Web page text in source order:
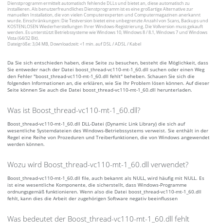
Dienstprogramm ermittelt automatisch fehlende DLLs und bietet an, diese automatisch zu
installieren. Als benutzerfreundliches Dienstprogramm ist es eine großartige Alternative zur
manuellen Installation, die von vielen Computerexperten und Computermagazinen anerkannt
wurde. Einschränkungen: Die Testversion bietet eine unbegrenzte Anzahl von Scans, Backups und
KOSTENLOSEN Wiederherstellungen Ihrer Windows-Registrierung. Die Vollversion muss gekauft
werden. Es unterstützt Betriebssysteme wie Windows 10, Windows 8 / 8.1, Windows 7 und Windows
Vista (64/32 Bit).
Dateigröße: 3,04 MB, Downloadzeit: <1 min. auf DSL / ADSL / Kabel
Da Sie sich entschieden haben, diese Seite zu besuchen, besteht die Möglichkeit, dass
Sie entweder nach der Datei boost_thread-vc110-mt-1_60.dll suchen oder einen Weg
den Fehler "boost_thread-vc110-mt-1_60.dll fehlt" beheben. Schauen Sie sich die
folgenden Informationen an, die erklären, wie Sie Ihr Problem lösen können. Auf dieser
Seite können Sie auch die Datei boost_thread-vc110-mt-1_60.dll herunterladen.
Was ist Boost_thread-vc110-mt-1_60.dll?
Boost_thread-vc110-mt-1_60.dll DLL-Datei (Dynamic Link Library) die sich auf
wesentliche Systemdateien des Windows-Betriebssystems verweist. Sie enthält in der
Regel eine Reihe von Prozeduren und Treiberfunktionen, die von Windows angewendet
werden können.
Wozu wird Boost_thread-vc110-mt-1_60.dll verwendet?
Boost_thread-vc110-mt-1_60.dll file, auch bekannt als NULL, wird häufig mit NULL. Es
ist eine wesentliche Komponente, die sicherstellt, dass Windows-Programme
ordnungsgemäß funktionieren. Wenn also die Datei boost_thread-vc110-mt-1_60.dll
fehlt, kann dies die Arbeit der zugehörigen Software negativ beeinflussen
Was bedeutet der Boost_thread-vc110-mt-1_60.dll fehlt